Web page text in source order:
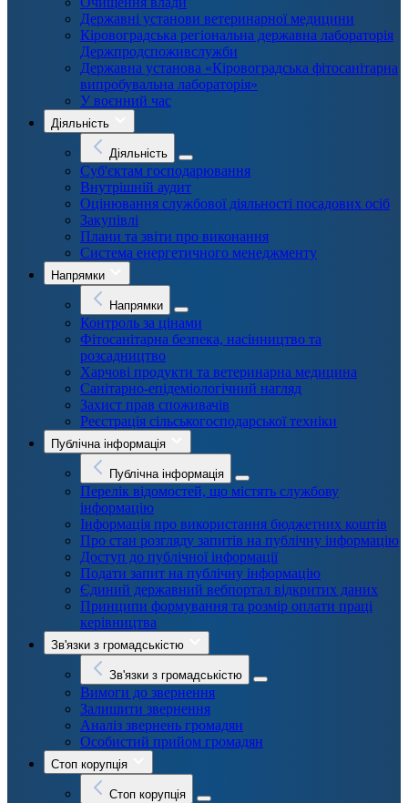
Державні установи ветеринарної медицини
Кіровоградська регіональна державна лабораторія
Держпродспоживслужби
Державна установа «Кіровоградська фітосанітарна
випробувальна лабораторія»
У воєнний час
Діяльність
Діяльність
Суб'єктам господарювання
Внутрішній аудит
Оцінювання службової діяльності посадових осіб
Закупівлі
Плани та звіти про виконання
Система енергетичного менеджменту
Напрямки
Напрямки
Контроль за цінами
Фітосанітарна безпека, насінництво та
розсадництво
Харчові продукти та ветеринарна медицина
Санітарно-епідеміологічний нагляд
Захист прав споживачів
Реєстрація сільськогосподарської техніки
Публічна інформація
Публічна інформація
Перелік відомостей, що містять службову
інформацію
Інформація про використання бюджетних коштів
Про стан розгляду запитів на публічну інформацію
Доступ до публічної інформації
Подати запит на публічну інформацію
Єдиний державний вебпортал відкритих даних
Принципи формування та розмір оплати праці
керівництва
Зв'язки з громадськістю
Зв'язки з громадськістю
Вимоги до звернення
Залишити звернення
Аналіз звернень громадян
Особистий прийом громадян
Стоп корупція
Стоп корупція